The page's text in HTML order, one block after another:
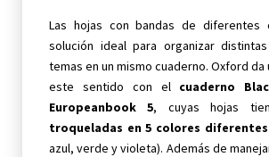
Las hojas con bandas de diferentes
solución ideal para organizar
temas en un mismo cuaderno. Oxford da
este sentido con el cuaderno
Europeanbook 5, cuyas hojas
troqueladas en 5 colores diferentes
azul, verde y violeta). Además de